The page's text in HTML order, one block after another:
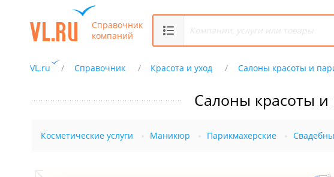
Справочник
компаний
VL.ru Справочник Красота и уход Салоны красоты и
Салоны красоты и
Косметические услуги Маникюр Парикмахерские